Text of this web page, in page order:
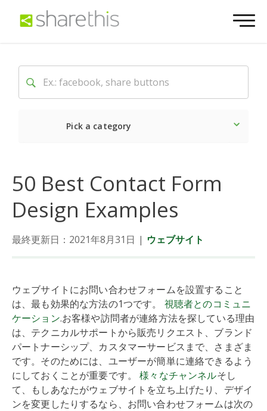
Pick a category
50 Best Contact Form
Design Examples
最終更新日：2021年8月31日 | ウェブサイト
ウェブサイトにお問い合わせフォームを設置すること
は、最も効果的な方法の1つです。 視聴者とのコミュニ
ケーション.お客様や訪問者が連絡方法を探している理由
は、テクニカルサポートから販売リクエスト、ブランド
パートナーシップ、カスタマーサービスまで、さまざま
です。そのためには、ユーザーが簡単に連絡できるよう
にしておくことが重要です。様々なチャンネルそし
て、もしあなたがウェブサイトを立ち上げたり、デザイ
ンを変更したりするなら、お問い合わせフォームは次の